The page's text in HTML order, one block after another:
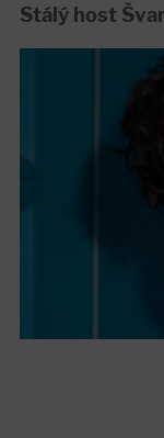
Stálý host